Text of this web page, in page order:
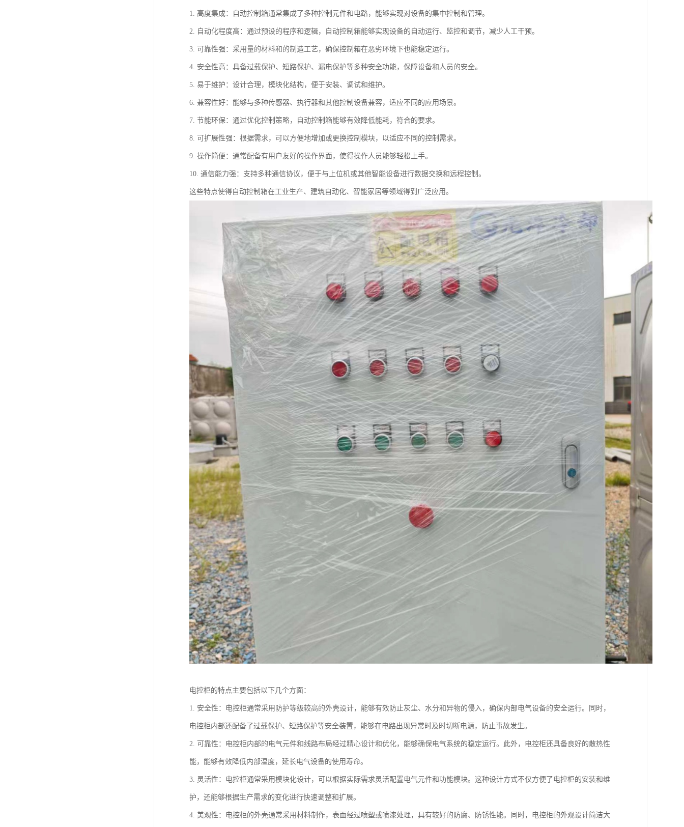
1. 高度集成：自动控制箱通常集成了多种控制元件和电路，能够实现对设备的集中控制和管理。
2. 自动化程度高：通过预设的程序和逻辑，自动控制箱能够实现设备的自动运行、监控和调节，减少人工干预。
3. 可靠性强：采用量的材料和的制造工艺，确保控制箱在恶劣环境下也能稳定运行。
4. 安全性高：具备过载保护、短路保护、漏电保护等多种安全功能，保障设备和人员的安全。
5. 易于维护：设计合理，模块化结构，便于安装、调试和维护。
6. 兼容性好：能够与多种传感器、执行器和其他控制设备兼容，适应不同的应用场景。
7. 节能环保：通过优化控制策略，自动控制箱能够有效降低能耗，符合的要求。
8. 可扩展性强：根据需求，可以方便地增加或更换控制模块，以适应不同的控制需求。
9. 操作简便：通常配备有用户友好的操作界面，使得操作人员能够轻松上手。
10. 通信能力强：支持多种通信协议，便于与上位机或其他智能设备进行数据交换和远程控制。
这些特点使得自动控制箱在工业生产、建筑自动化、智能家居等领域得到广泛应用。
电控柜的特点主要包括以下几个方面：
1. 安全性：电控柜通常采用防护等级较高的外壳设计，能够有效防止灰尘、水分和异物的侵入，确保内部电气设备的安全运行。同时，
电控柜内部还配备了过载保护、短路保护等安全装置，能够在电路出现异常时及时切断电源，防止事故发生。
2. 可靠性：电控柜内部的电气元件和线路布局经过精心设计和优化，能够确保电气系统的稳定运行。此外，电控柜还具备良好的散热性
能，能够有效降低内部温度，延长电气设备的使用寿命。
3. 灵活性：电控柜通常采用模块化设计，可以根据实际需求灵活配置电气元件和功能模块。这种设计方式不仅方便了电控柜的安装和维
护，还能够根据生产需求的变化进行快速调整和扩展。
4. 美观性：电控柜的外壳通常采用材料制作，表面经过喷塑或喷漆处理，具有较好的防腐、防锈性能。同时，电控柜的外观设计简洁大